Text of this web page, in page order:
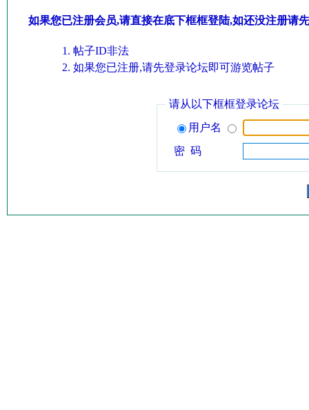
如果您已注册会员,请直接在底下框框登陆,如还没注册请
帖子ID非法
如果您已注册,请先登录论坛即可游览帖子
请从以下框框登录论坛
用户名
密 码